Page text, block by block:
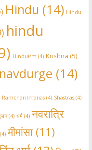
Hindu (14) Hindu
hindu
Hinduism (4) Krishna (5)
navdurge (14)
Ramcharitmanas(4) Shastras(4)
(4) धर्म(4) नवरात्रि
मीमांसा(11)